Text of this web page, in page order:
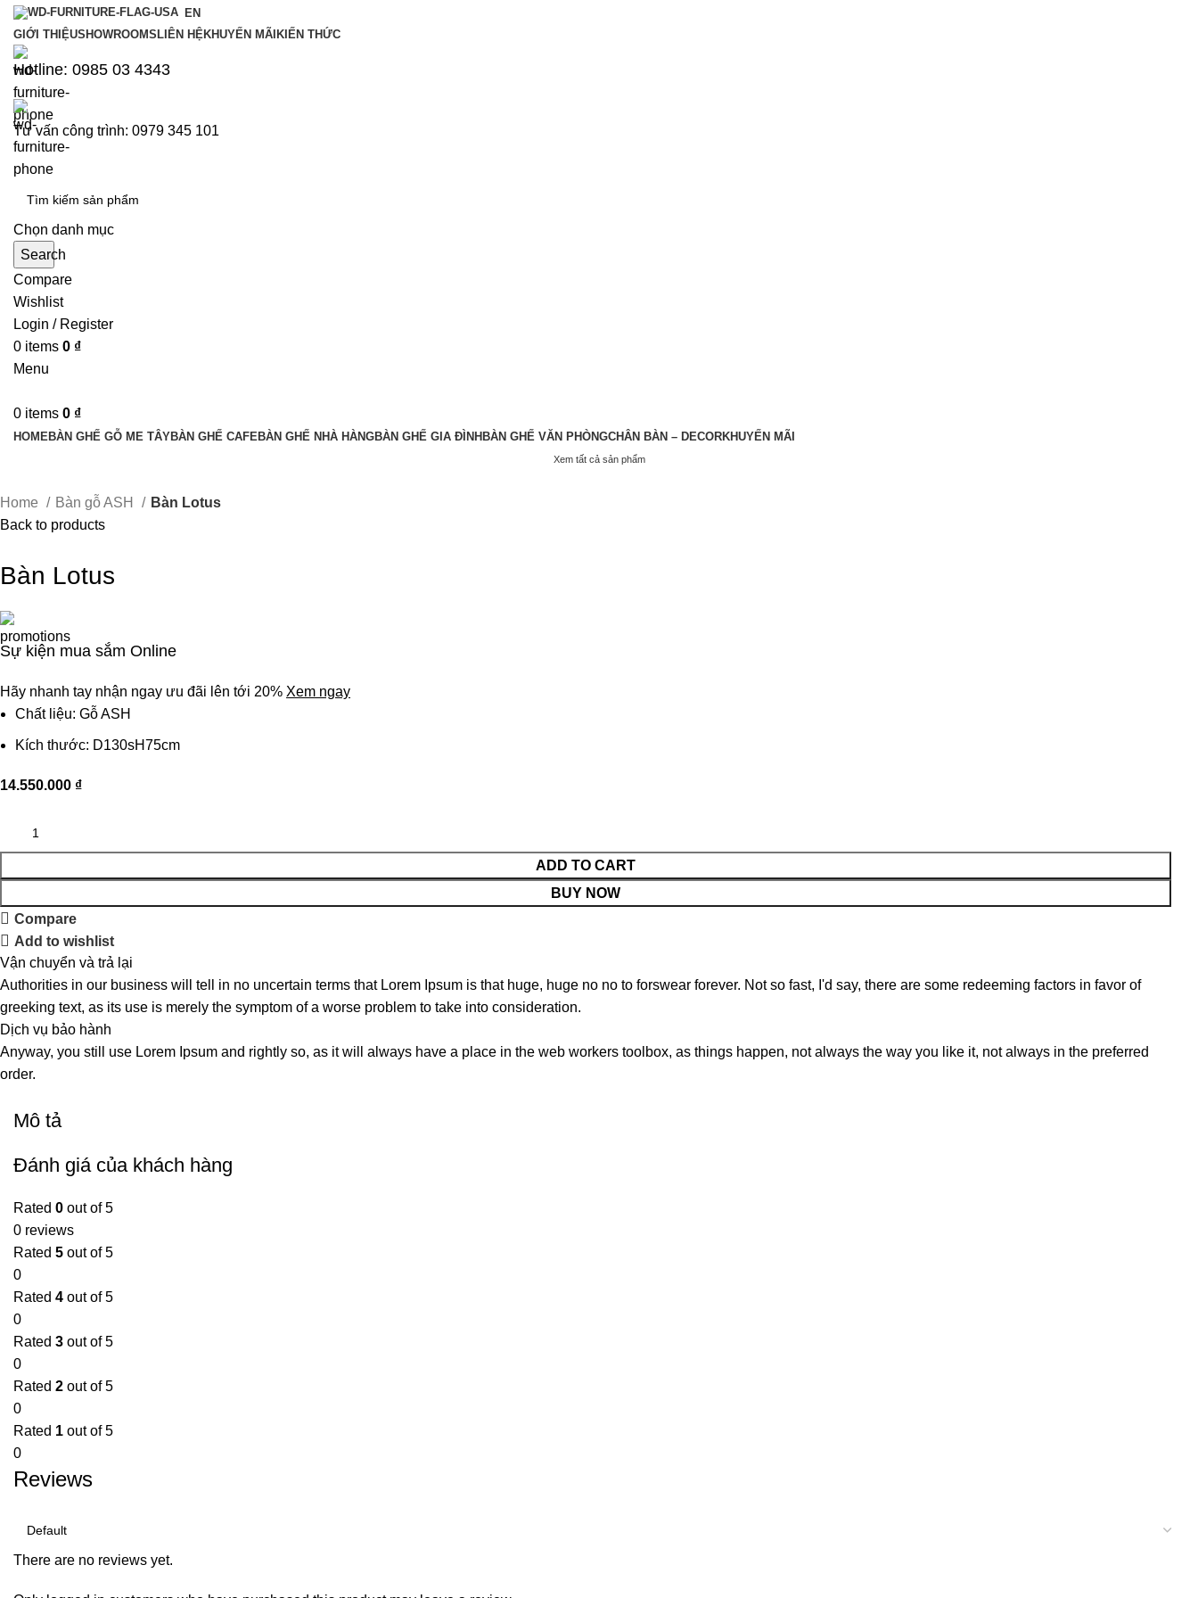
EN
GIỚI THIỆUSHOWROOMS LIÊN HỆKHUYẾN MÃI KIẾN THỨC
Hotline: 0985 03 4343
Tư vấn công trình: 0979 345 101
Chọn danh mục
Search
Compare
Wishlist
Login / Register
0 items 0 ₫
Menu
0 items 0 ₫
HOMEBÀN GHẾ GỖ ME TÂYBÀN GHẾ CAFEBÀN GHẾ NHÀ HÀNGBÀN GHẾ GIA ĐÌNH BÀN GHẾ VĂN PHÒNGCHÂN BÀN – DECORKHUYẾN MÃI
Xem tất cả sản phẩm
Home Bàn gỗ ASH
Bàn Lotus
Back to products
Bàn Lotus
Sự kiện mua sắm Online
Hãy nhanh tay nhận ngay ưu đãi lên tới 20% Xem ngay
Chất liệu: Gỗ ASH
Kích thước: D130sH75cm
14.550.000 ₫
ADD TO CART
BUY NOW
Compare
Add to wishlist
Vận chuyển và trả lại
Authorities in our business will tell in no uncertain terms that Lorem Ipsum is that huge, huge no no to forswear forever. Not so fast, I'd say, there are some redeeming factors in favor of
greeking text, as its use is merely the symptom of a worse problem to take into consideration.
Dịch vụ bảo hành
Anyway, you still use Lorem Ipsum and rightly so, as it will always have a place in the web workers toolbox, as things happen, not always the way you like it, not always in the preferred
order.
Mô tả
Đánh giá của khách hàng
Rated 0 out of 5
0 reviews
Rated 5 out of 5
0
Rated 4 out of 5
0
Rated 3 out of 5
0
Rated 2 out of 5
0
Rated 1 out of 5
0
Reviews
There are no reviews yet.